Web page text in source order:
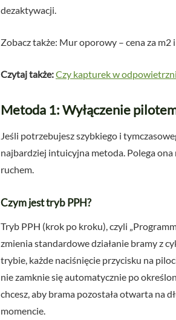
dezaktywacji.
Zobacz także: Mur oporowy – cena za m2
Czytaj także:Czy kapturek w
Metoda 1: Wyłączenie
Jeśli potrzebujesz szybkiego i
najbardziej intuicyjna metoda. Polega ona
ruchem.
Czym jest tryb PPH?
Tryb PPH (krok po kroku), czyli
zmienia standardowe działanie bramy z
trybie, każde naciśnięcie przycisku na
nie zamknie się automatycznie po
chcesz, aby brama pozostała otwarta na
momencie.